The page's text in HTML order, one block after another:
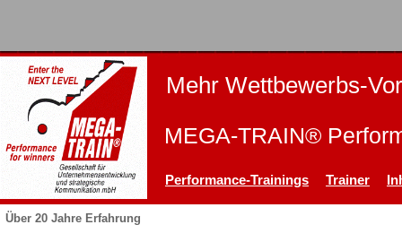
Mehr Wettbewerbs-
MEGA-TRAIN®
Performance-Trainings Trainer
Über 20 Jahre Erfahrung